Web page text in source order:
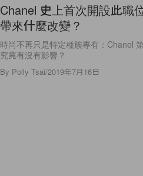
Chanel 史上首次開設此職
帶來什麼改變？
時尚不再只是特定種族專有：Chanel
究竟有沒有影響？
By Polly Tsai/2019年7月16日